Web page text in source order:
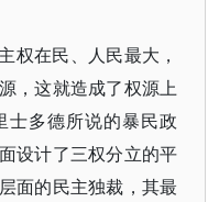
权在民、人民最大，
，这就造成了权源上
士多德所说的暴民政
设计了三权分立的平
面的民主独裁，其最